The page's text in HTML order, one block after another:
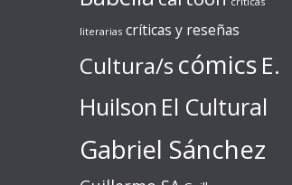
literarias críticas y reseñas
Cultura/s cómics E.
Huilson El Cultural
Gabriel Sánchez